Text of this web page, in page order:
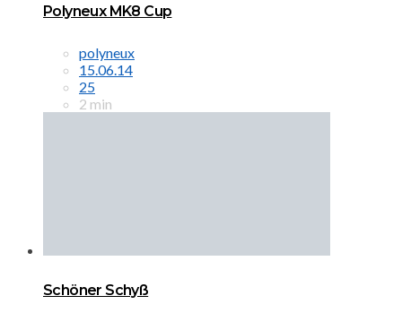
Polyneux MK8 Cup
polyneux
15.06.14
25
2 min
Schöner Schyß